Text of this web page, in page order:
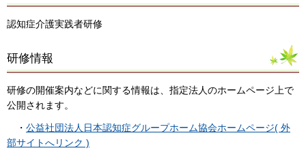
認知症介護実践者研修
研修情報
研修の開催案内などに関する情報は、指定法人のホームページ上で
公開されます。
・ 公益社団法人日本認知症グループホーム協会ホームページ( 外
部サイトへリンク )